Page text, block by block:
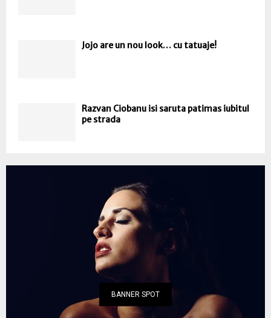
Jojo are un nou look… cu tatuaje!
Razvan Ciobanu isi saruta patimas iubitul
pe strada
BANNER SPOT